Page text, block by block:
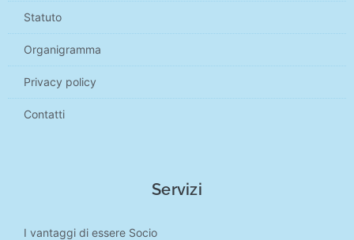
Statuto
Organigramma
Privacy policy
Contatti
Servizi
I vantaggi di essere Socio